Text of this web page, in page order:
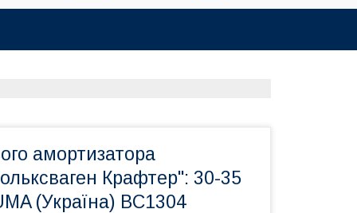
амортизатора
Крафтер": 30-35
(Україна) BC1304